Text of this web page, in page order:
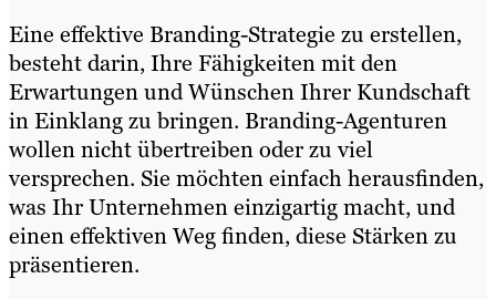
Eine effektive Branding-Strategie zu erstellen,
besteht darin, Ihre Fähigkeiten mit den
Erwartungen und Wünschen Ihrer Kundschaft
in Einklang zu bringen. Branding-Agenturen
wollen nicht übertreiben oder zu viel
versprechen. Sie möchten einfach herausfinden,
was Ihr Unternehmen einzigartig macht, und
einen effektiven Weg finden, diese Stärken zu
präsentieren.